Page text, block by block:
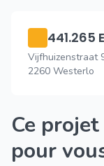
441.265
Vijfhuizenstraat
2260 Westerlo
Ce projet est-il réalisable
pour